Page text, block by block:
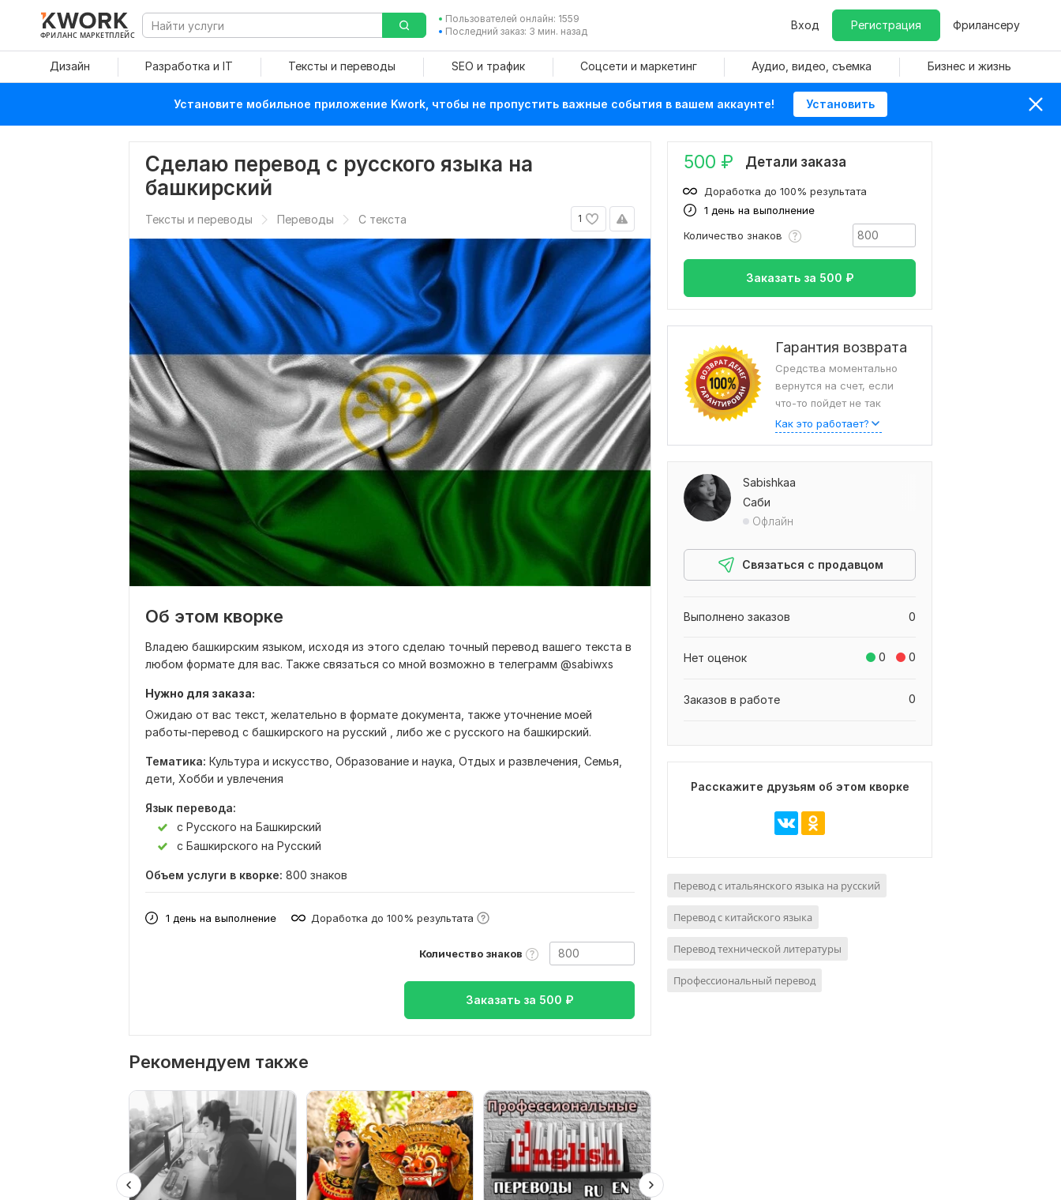
ФРИЛАНС МАРКЕТПЛЕЙС
Пользователей онлайн: 1559
Последний заказ: 3 мин. назад
Вход Регистрация Фрилансеру
Дизайн Разработка и IT Тексты и переводы SEO и трафик Соцсети и маркетинг Аудио, видео, съемка Бизнес и жизнь
Установите мобильное приложение Kwork, чтобы не пропустить важные события в вашем аккаунте! Установить
Сделаю перевод с русского языка на
башкирский
1
Тексты и переводы Переводы С текста
Об этом кворке
Владею башкирским языком, исходя из этого сделаю точный перевод вашего текста в
любом формате для вас. Также связаться со мной возможно в телеграмм @sabiwxs
Нужно для заказа:
Ожидаю от вас текст, желательно в формате документа, также уточнение моей
работы-перевод с башкирского на русский , либо же с русского на башкирский.
Тематика: Культура и искусство, Образование и наука, Отдых и развлечения, Семья,
дети, Хобби и увлечения
Язык перевода:
с Русского на Башкирский
с Башкирского на Русский
Объем услуги в кворке: 800 знаков
1 день на выполнение Доработка до 100% результата
Количество знаков
Заказать за 500 ₽
Рекомендуем также
500 ₽ Детали заказа
1 день на выполнение
Доработка до 100% результата
Количество знаков
Заказать за 500 ₽
Гарантия возврата
Средства моментально
вернутся на счет, если
что-то пойдет не так
Как это работает?
Sabishkaa
Саби
Офлайн
Связаться с продавцом
0
Выполнено заказов
0 0
Нет оценок
0
Заказов в работе
Расскажите друзьям об этом кворке
Перевод с итальянского языка на русский
Перевод с китайского языка
Перевод технической литературы
Профессиональный перевод